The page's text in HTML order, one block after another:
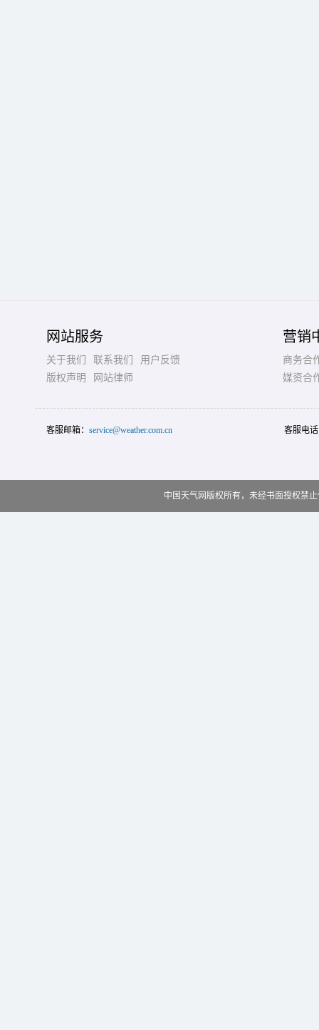
网站服务
关于我们 联系我们
用户反馈
版权声明
网站律师
营销
商务合
媒资合
客服邮箱： service@weather.com.cn 客服电
中国天气网版权所有，未经书面授权